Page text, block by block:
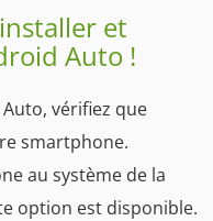
et
Auto !
vérifiez que
smartphone.
au système de la
option est disponible.